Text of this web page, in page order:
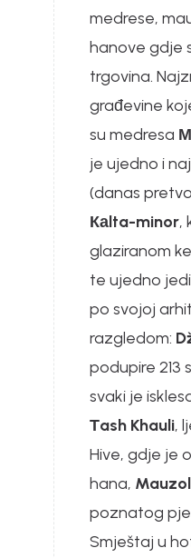
medrese,
hanove gdje
trgovina.
građevine
su medresa
je ujedno i
(danas
Каlta-minor,
glaziranom
te ujedno
po svojoj
razgledom:
podupire 213
svaki je
Тash Khauli,
Hive, gdje je
hana,
poznatog
Smještaj u